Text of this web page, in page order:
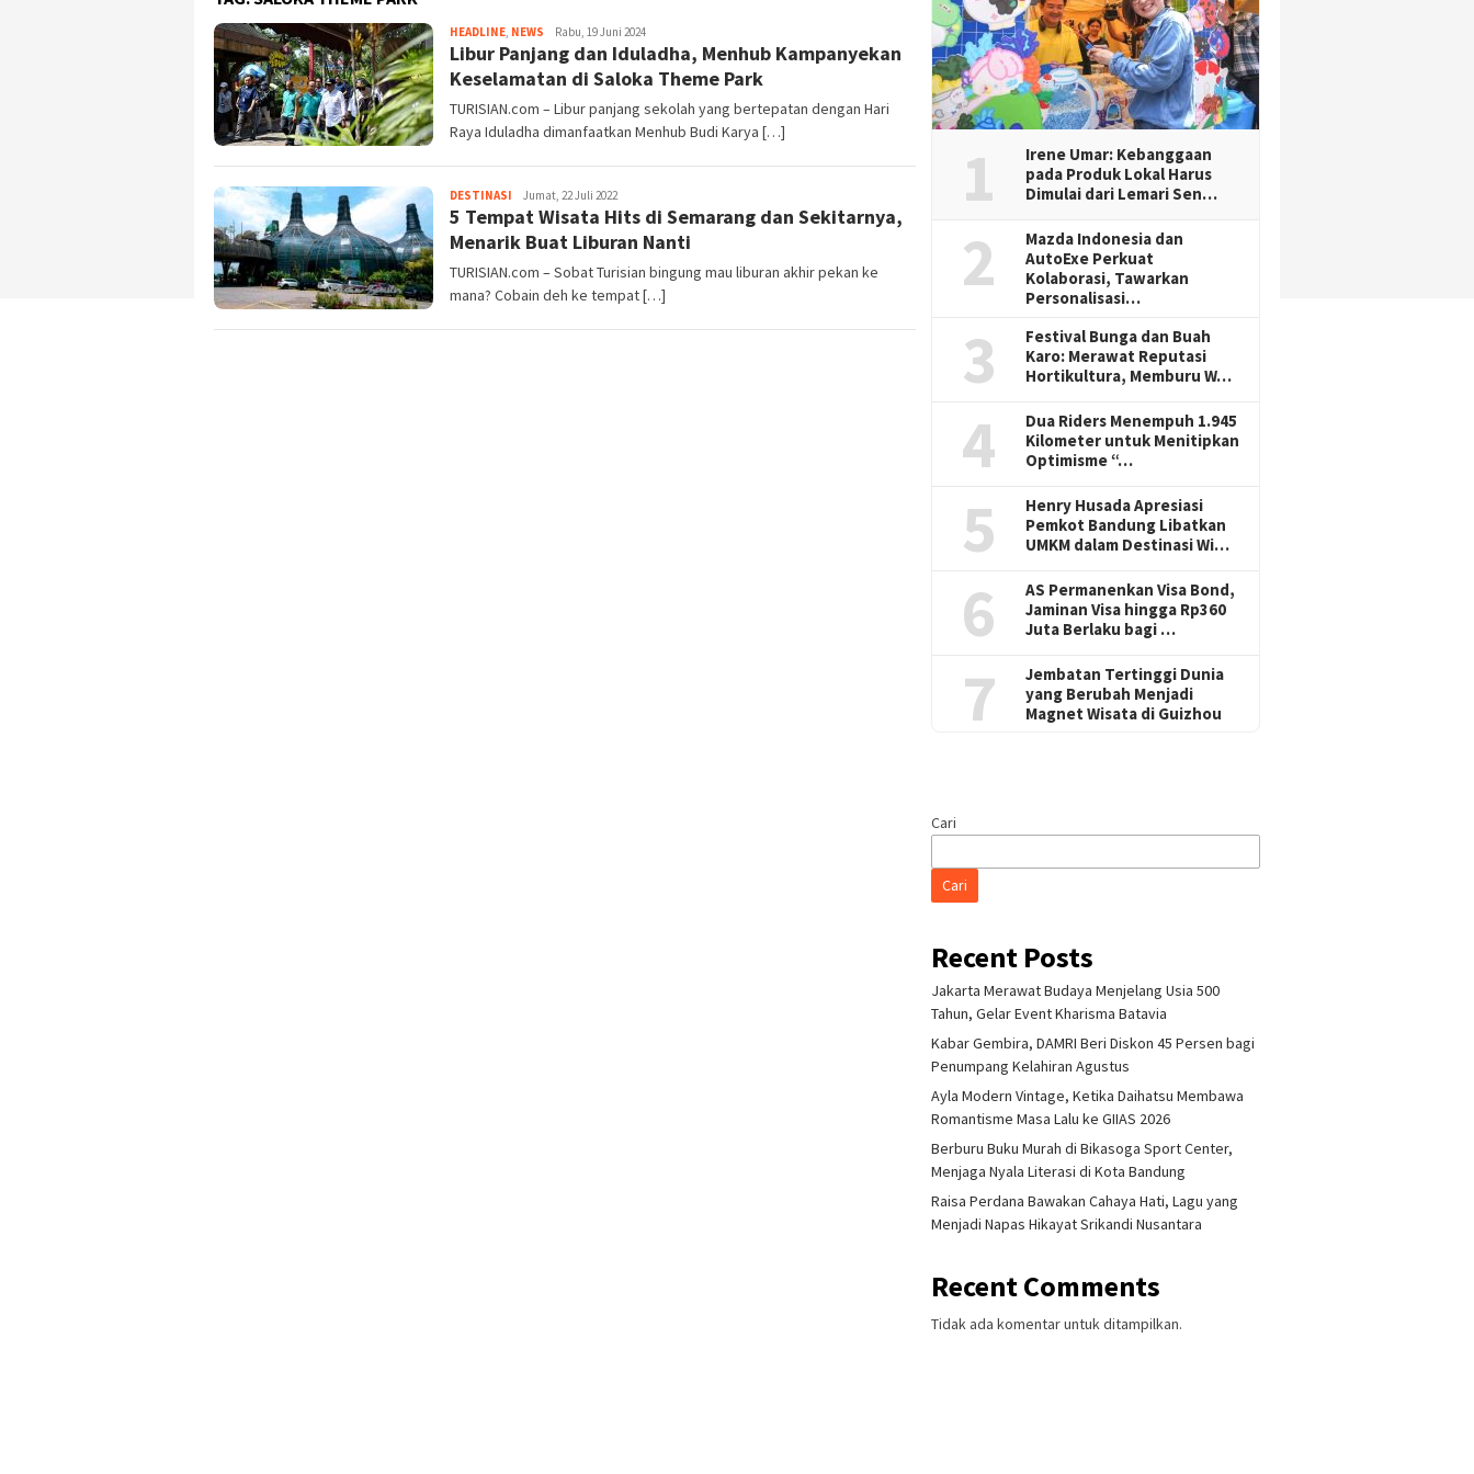
HEADLINE, NEWS Tim
Redaksi
Rabu, 19 Juni 2024
Libur Panjang dan Iduladha, Menhub Kampanyekan
Keselamatan di Saloka Theme Park
TURISIAN.com – Libur panjang sekolah yang bertepatan dengan Hari
Raya Iduladha dimanfaatkan Menhub Budi Karya […]
DESTINASI Iwan
Gunawan
Jumat, 22 Juli 2022
5 Tempat Wisata Hits di Semarang dan Sekitarnya,
Menarik Buat Liburan Nanti
TURISIAN.com – Sobat Turisian bingung mau liburan akhir pekan ke
mana? Cobain deh ke tempat […]
1
Irene Umar: Kebanggaan
pada Produk Lokal Harus
Dimulai dari Lemari Sen…
2
Mazda Indonesia dan
AutoExe Perkuat
Kolaborasi, Tawarkan
Personalisasi…
3
Festival Bunga dan Buah
Karo: Merawat Reputasi
Hortikultura, Memburu W…
4
Dua Riders Menempuh 1.945
Kilometer untuk Menitipkan
Optimisme “…
5
Henry Husada Apresiasi
Pemkot Bandung Libatkan
UMKM dalam Destinasi Wi…
6
AS Permanenkan Visa Bond,
Jaminan Visa hingga Rp360
Juta Berlaku bagi …
7
Jembatan Tertinggi Dunia
yang Berubah Menjadi
Magnet Wisata di Guizhou
Cari
Cari
Recent Posts
Jakarta Merawat Budaya Menjelang Usia 500
Tahun, Gelar Event Kharisma Batavia
Kabar Gembira, DAMRI Beri Diskon 45 Persen bagi
Penumpang Kelahiran Agustus
Ayla Modern Vintage, Ketika Daihatsu Membawa
Romantisme Masa Lalu ke GIIAS 2026
Berburu Buku Murah di Bikasoga Sport Center,
Menjaga Nyala Literasi di Kota Bandung
Raisa Perdana Bawakan Cahaya Hati, Lagu yang
Menjadi Napas Hikayat Srikandi Nusantara
Recent Comments
Tidak ada komentar untuk ditampilkan.